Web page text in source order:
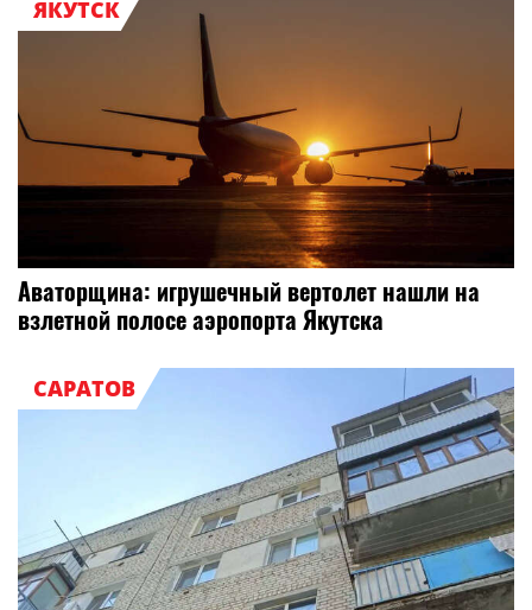
ЯКУТСК
Аваторщина: игрушечный вертолет нашли на
взлетной полосе аэропорта Якутска
САРАТОВ